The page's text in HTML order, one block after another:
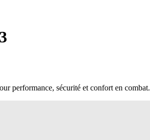
performance, sécurité et confort en combat.